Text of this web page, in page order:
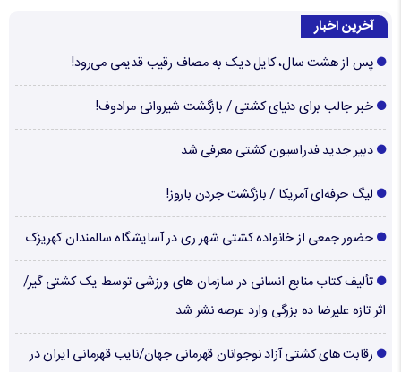
آخرین اخبار
پس از هشت سال، کایل دیک به مصاف رقیب قدیمی می‌رود!
خبر جالب برای دنیای کشتی / بازگشت شیروانی مرادوف!
دبیر جدید فدراسیون کشتی معرفی شد
لیگ حرفه‌ای آمریکا / بازگشت جردن باروز!
حضور جمعی از خانواده کشتی شهر ری در آسایشگاه سالمندان کهریزک
تألیف کتاب منابع انسانی در سازمان های ورزشی توسط یک کشتی گیر/
اثر تازه علیرضا ده بزرگی وارد عرصه نشر شد
رقابت های کشتی آزاد نوجوانان قهرمانی جهان/نایب قهرمانی ایران در